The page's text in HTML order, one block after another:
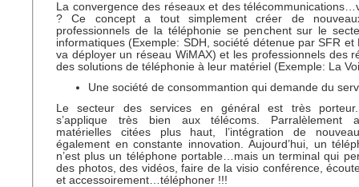
La convergence des réseaux et des
? Ce concept a tout simplement créer de
professionnels de la téléphonie se penchent sur le
informatiques (Exemple: SDH, société détenue par SFR et
va déployer un réseau WiMAX) et les professionnels des
des solutions de téléphonie à leur matériel (Exemple: La
Une société de consommantion qui demande du
Le secteur des services en général est très
s’applique très bien aux télécoms. Parralèlement
matérielles citées plus haut, l’intégration de
également en constante innovation. Aujourd’hui, un
n’est plus un téléphone portable…mais un terminal qui
des photos, des vidéos, faire de la visio conférence,
et accessoirement…téléphoner !!!